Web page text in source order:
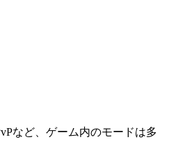
など、ゲーム内のモードは多